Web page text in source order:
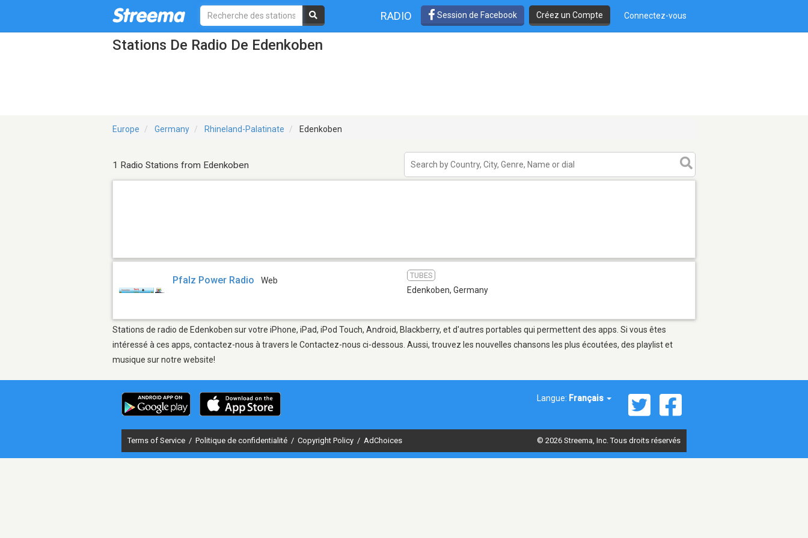
RADIO Session de Facebook Créez un Compte Connectez-vous
Stations De Radio De Edenkoben
Europe Germany Rhineland-Palatinate Edenkoben
1 Radio Stations from Edenkoben
Pfalz Power Radio Web
TUBES
Edenkoben, Germany
Stations de radio de Edenkoben sur votre iPhone, iPad, iPod Touch, Android, Blackberry, et d'autres portables qui permettent des apps. Si vous êtes
intéressé à ces apps, contactez-nous à travers le Contactez-nous ci-dessous. Aussi, trouvez les nouvelles chansons les plus écoutées, des playlist et
musique sur notre website!
Langue: Français
Terms of Service / Politique de confidentialité / Copyright Policy / AdChoices © 2026 Streema, Inc. Tous droits réservés